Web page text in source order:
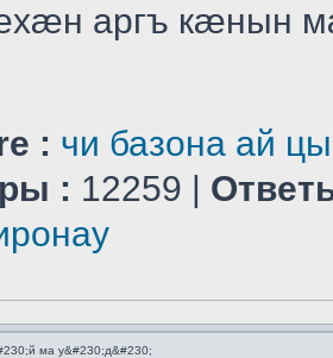
аргъ кæнын
: чи базона ай
: 12259 |
ма у&#230;д&#230;